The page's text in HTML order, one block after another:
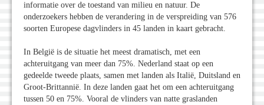
informatie over de toestand van milieu en natuur. De
onderzoekers hebben de verandering in de verspreiding van 576
soorten Europese dagvlinders in 45 landen in kaart gebracht.
In België is de situatie het meest dramatisch, met een
achteruitgang van meer dan 75%. Nederland staat op een
gedeelde tweede plaats, samen met landen als Italië, Duitsland en
Groot-Brittannië. In deze landen gaat het om een achteruitgang
tussen 50 en 75%. Vooral de vlinders van natte graslanden